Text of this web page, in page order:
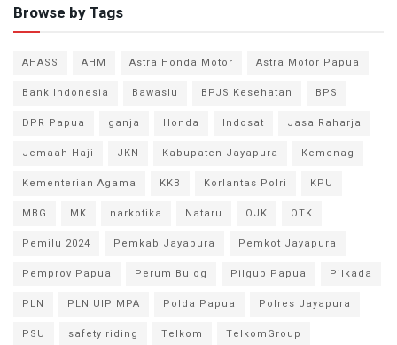
Browse by Tags
AHASS AHM Astra Honda Motor
Astra Motor Papua
Bank Indonesia
Bawaslu BPJS Kesehatan
BPS
DPR Papua
ganja Honda Indosat
Jasa Raharja
Jemaah Haji
JKN Kabupaten Jayapura
Kemenag
Kementerian Agama
KKB Korlantas Polri
KPU
MBG
MK narkotika Nataru OJK
OTK
Pemilu 2024
Pemkab Jayapura
Pemkot Jayapura
Pemprov Papua
Perum Bulog Pilgub Papua
Pilkada
PLN
PLN UIP MPA Polda Papua
Polres Jayapura
PSU
safety riding Telkom
TelkomGroup